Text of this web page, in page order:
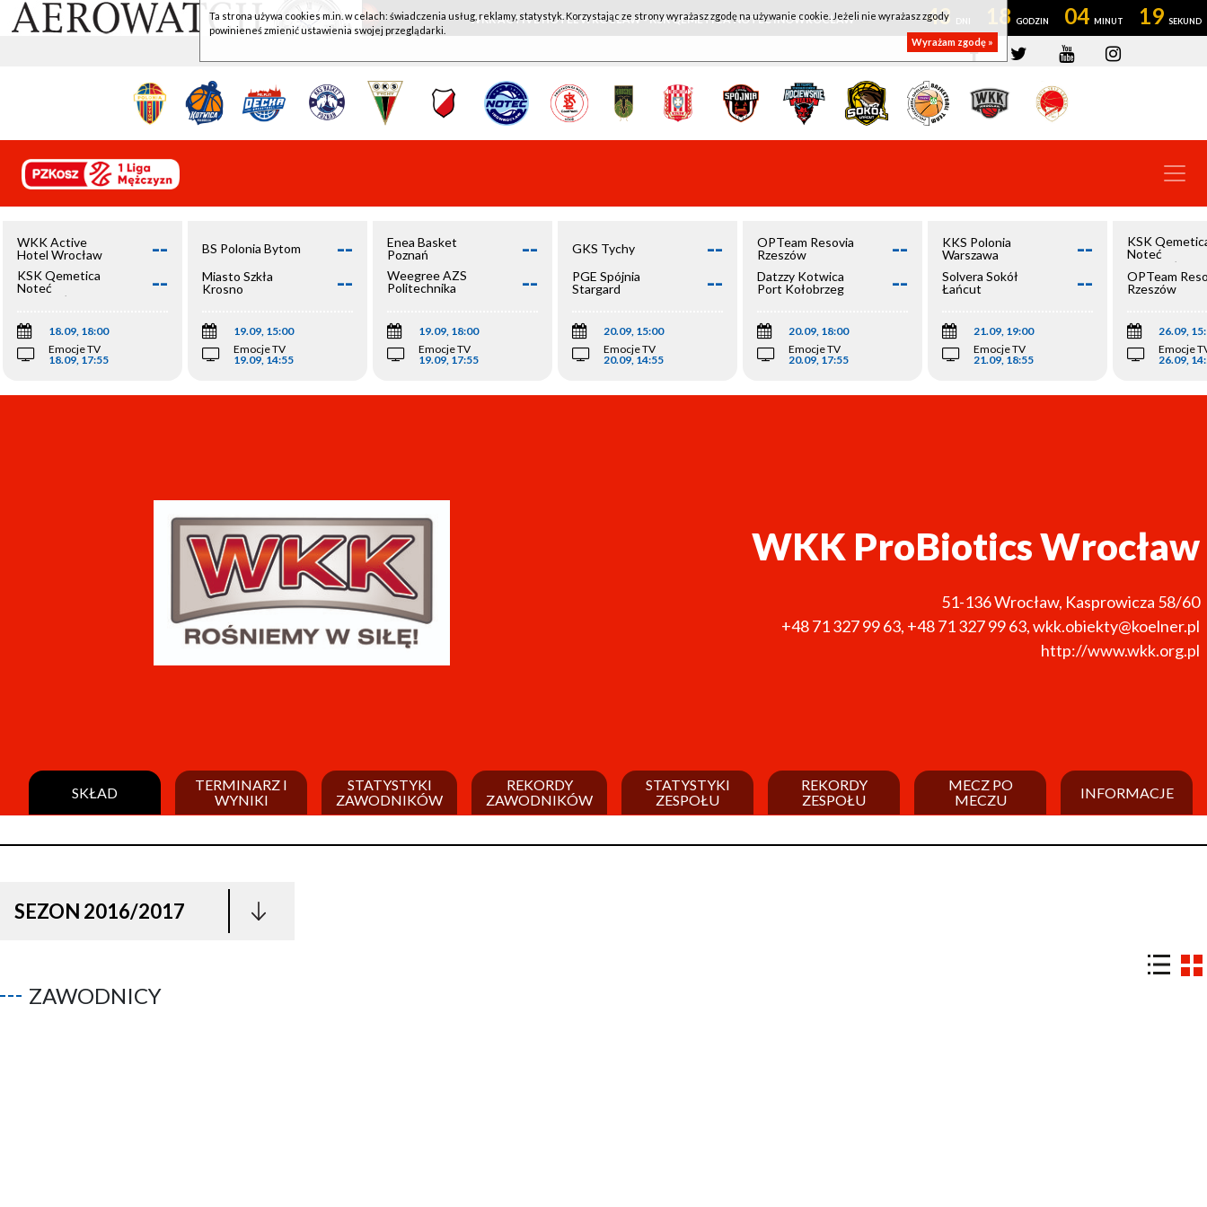
WKK ACTIVE HOTEL WROCŁAW - KSK QEMETICA NOTEĆ INOWROCŁAW 43 18 04 19
WKK Active
Hotel Wrocław
--
KSK Qemetica
Noteć
Inowrocław
--
18.09, 18:00
Emocje TV
18.09, 17:55
BS Polonia Bytom --
Miasto Szkła
Krosno
--
19.09, 15:00
Emocje TV
19.09, 14:55
Enea Basket
Poznań
--
Weegree AZS
Politechnika
--
19.09, 18:00
Emocje TV
19.09, 17:55
GKS Tychy --
PGE Spójnia
Stargard
--
20.09, 15:00
Emocje TV
20.09, 14:55
OPTeam Resovia
Rzeszów
--
Datzzy Kotwica
Port Kołobrzeg
--
20.09, 18:00
Emocje TV
20.09, 17:55
KKS Polonia
Warszawa
--
Solvera Sokół
Łańcut
--
21.09, 19:00
Emocje TV
21.09, 18:55
KSK
Noteć
Inowrocław
OPTeam
Rzeszów
26.09,
Emocje
26.09,
WKK ProBiotics Wrocław
51-136Wrocław, Kasprowicza 58/60
+48 71 327 99 63, +48 71 327 99 63,wkk.obiekty@koelner.pl
http://www.wkk.org.pl
SKŁAD
TERMINARZ I
WYNIKI
STATYSTYKI
ZAWODNIKÓW
REKORDY
ZAWODNIKÓW
STATYSTYKI
ZESPOŁU
REKORDY
ZESPOŁU
MECZ PO
MECZU
INFORMACJE
SEZON 2016/2017
ZAWODNICY
Ta strona używa cookies m.in. w celach: świadczenia usług, reklamy, statystyk. Korzystając ze strony wyrażasz zgodę na używanie cookie. Jeżeli nie wyrażasz zgody
powinieneś zmienić ustawienia swojej przeglądarki.
Wyrażam zgodę »